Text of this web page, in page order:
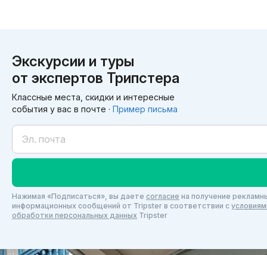
Узбекистан чтобы поехать с Евгением и
Экскурсии и туры
от экспертов Трипстера
Классные места, скидки и интересные
события у вас в почте · Пример письма
Нажимая «Подписаться», вы даете согласие на получение
информационных сообщений от Tripster в соответствии c
обработки персональных данных Tripster